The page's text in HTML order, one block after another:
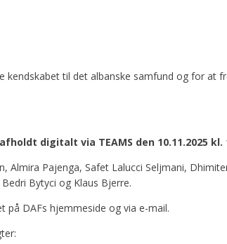
kendskabet til det albanske samfund og for at
digitalt via TEAMS den 10.11.2025 kl.
Almira Pajenga, Safet Lalucci Seljmani,
Bytyci og Klaus Bjerre.
på DAFs hjemmeside og via e-mail.